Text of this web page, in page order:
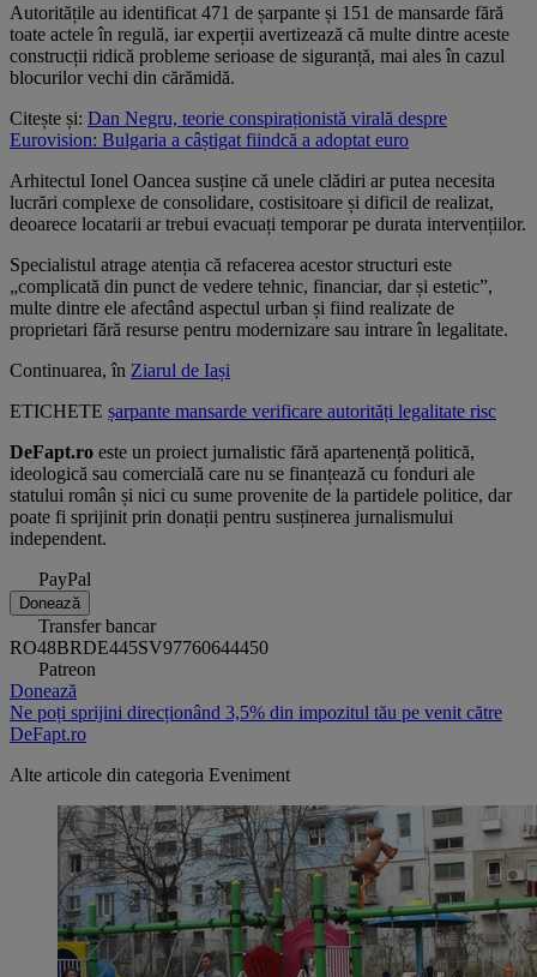
Autoritățile au identificat 471 de șarpante și 151 de mansarde fără
toate actele în regulă, iar experții avertizează că multe dintre aceste
construcții ridică probleme serioase de siguranță, mai ales în cazul
blocurilor vechi din cărămidă.
Citește și: Dan Negru, teorie conspiraționistă virală despre
Eurovision: Bulgaria a câștigat fiindcă a adoptat euro
Arhitectul Ionel Oancea susține că unele clădiri ar putea necesita
lucrări complexe de consolidare, costisitoare și dificil de realizat,
deoarece locatarii ar trebui evacuați temporar pe durata intervențiilor.
Specialistul atrage atenția că refacerea acestor structuri este
„complicată din punct de vedere tehnic, financiar, dar și estetic”,
multe dintre ele afectând aspectul urban și fiind realizate de
proprietari fără resurse pentru modernizare sau intrare în legalitate.
Continuarea, în Ziarul de Iași
ETICHETE șarpante mansarde verificare autorități legalitate risc
DeFapt.ro este un proiect jurnalistic fără apartenență politică,
ideologică sau comercială care nu se finanțează cu fonduri ale
statului român și nici cu sume provenite de la partidele politice, dar
poate fi sprijinit prin donații pentru susținerea jurnalismului
independent.
PayPal
Donează
Transfer bancar
RO48BRDE445SV97760644450
Patreon
Donează
Ne poți sprijini direcționând 3,5% din impozitul tău pe venit către
DeFapt.ro
Alte articole din categoria Eveniment